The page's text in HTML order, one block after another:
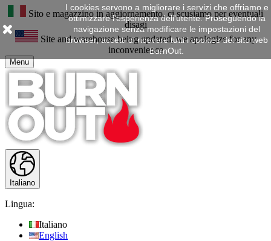
Sito e magazzino in aggiornamento, ci scusiamo per eventuali
disagi
Site and warehouse being updated, we apologize for any
inconvenience
Menu
Italiano
Lingua:
Italiano
English
I cookies servono a migliorare i servizi che offriamo e
ottimizzare l'esperienza dell'utente. Proseguendo la
navigazione senza modificare le impostazioni del
browser, accetti di ricevere tutti i cookies del sito web
BurnOut.